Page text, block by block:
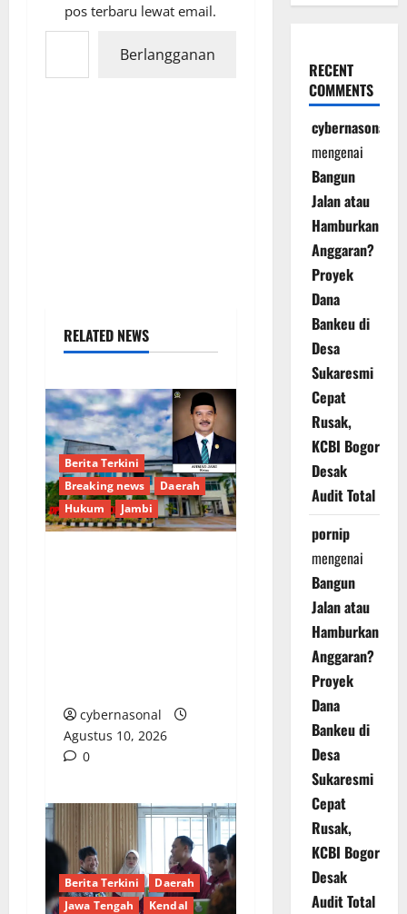
pos terbaru lewat email.
Ketikkan email Anda...
Berlangganan
RELATED NEWS
Berita Terkini
Breaking news
Daerah
Hukum
Jambi
cybernasonal
Agustus 10, 2026
0
Berita Terkini
Daerah
Jawa Tengah
Kendal
RECENT
COMMENTS
cybernasonal
mengenai
Bangun
Jalan atau
Hamburkan
Anggaran?
Proyek
Dana
Bankeu di
Desa
Sukaresmi
Cepat
Rusak,
KCBI Bogor
Desak
Audit Total
pornip
mengenai
Bangun
Jalan atau
Hamburkan
Anggaran?
Proyek
Dana
Bankeu di
Desa
Sukaresmi
Cepat
Rusak,
KCBI Bogor
Desak
Audit Total